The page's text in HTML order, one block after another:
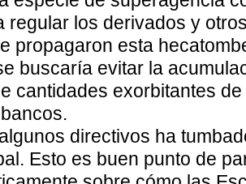
regular los derivados y
propagaron esta
buscaría evitar la
cantidades exorbitantes
directivos ha
Esto es buen punto de